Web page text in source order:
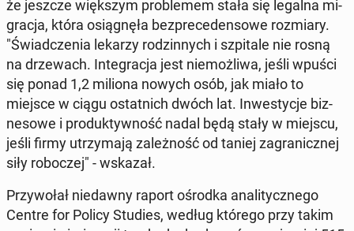
że jeszcze więk­szym pro­ble­mem stała się legalna mi­
gra­cja, która osią­gnę­ła bez­pre­ce­den­so­we roz­mia­ry.
"Świad­cze­nia lekarzy ro­dzin­nych i szpi­ta­le nie rosną
na drze­wach. In­te­gra­cja jest nie­moż­li­wa, jeśli wpuści
się ponad 1,2 miliona nowych osób, jak miało to
miejsce w ciągu ostat­nich dwóch lat. In­we­sty­cje biz­
ne­so­we i pro­duk­tyw­ność nadal będą stały w miejscu,
jeśli firmy utrzy­ma­ją za­leż­ność od taniej za­gra­nicz­nej
siły ro­bo­czej" - wskazał.
Przy­wo­łał nie­daw­ny raport ośrodka ana­li­tycz­ne­go
Centre for Policy Studies, według którego przy takim